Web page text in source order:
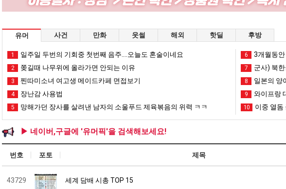
배
TOP
세계 담배 시총 TOP 15
도
제
여
친
이
생
겼
나도 이제 여친이 생겼다.
08.05
퇴사했다!!!!
08.05
서울 토박이 안재현 "왜 서울로 독립해?"
08.05
양산 기온 닷새째 40도 넘겨…‘최고기온 42도 가능성도’
이번에 아마존이 오픈ai에 75조 투자한 이유
08.05
백종원이 알려주는 가장 최악의 창업과정 .JPG
산
온
닷
새
째
40
양산 기온 닷새째 40도 넘겨…‘최고기온 42도 가능성도’
모
문
에
인
외모때문에 인식 박살난 직업
망해가던 장사를 살려낸 남자의 소울푸드 제육볶음의 위력 ㅋㅋ
외모때문에 인식 박살난 직업
요즘 늘고 있다는 초등학생 등교거부.jpg
08.05
요새 치고 올라오는 봉화군 SNS
사
다!!!!
퇴사했다!!!!
디
정
복
했
다
는
시
세계 담배 시총 TOP
드디어 정복했다는 시각장
나도 이제 여친이 생
카톡 프사 때문에 엄마한
여러분 13살짜리가 복싱 좀 배웠다고 깝치는데 어떻게 할
08.05
좋네요 해외축구중계 링크 찾기 쉬워서 자주 와요. 그런데 epl중계 볼 때 공식 중계 채널 먼저 찾아봐요. …
재밌네요 스포츠무료중계 정보 정리가 깔끔해요. 그리고 축구중계 보면서 불법 사이트는 피해요. 다음에도 여기 …
좋네요 무료스포츠중계 찾는데 시간 절약돼요. 아무튼 epl중계 볼 때 공식 중계 채널 먼저 찾아봐요. 앞으로…
08.05
공유해요 해외축구중계 링크 찾기 쉬워서 자주 와요. 아무튼 해외축구중계도 정식 서비스로 봐야 안전해요. 주변…
08.04
재밌네요 축구중계 생각할 때 도움 되는 팁이 많네요. 그리고 해외축구 경기 볼 때 정식 스트리밍 서비스 이용…
08.04
재밌네요 요즘 스포츠중계 볼 때마다 이 사이트 먼저 들어와요. 그래도 축구무료중계도 합법적인 곳에서 봐야 마…
좋네요 epl중계 일정 확인할 때 유용해요. 그런데 무료스포츠중계 정보 확인할 때 출처 꼭 체크해요. 계속 …
너무 슬프당...
존온나 비호감 퉤
유머 사건 만화 웃썰 해외 핫딜 후방
1 일주일 두번의 기회중 첫번째 음주....오늘도 혼술이네요
2 쫒길때 나무위에 올라가면 안되는 이유
3 찐따미소녀 여고생 메이드카페 면접보기
4 장난감 사용법
5 망해가던 장사를 살려낸 남자의 소울푸드 제육볶음의 위력 ㅋㅋ
6 3개월동
7 군사) 북
8 일본의 양
9 와이프랑
10 이중 열돔
▶ 네이버,구글에 '유머픽'을 검색해보세요!
번호 포토 제목
43729 세계 담배 시총 TOP 15